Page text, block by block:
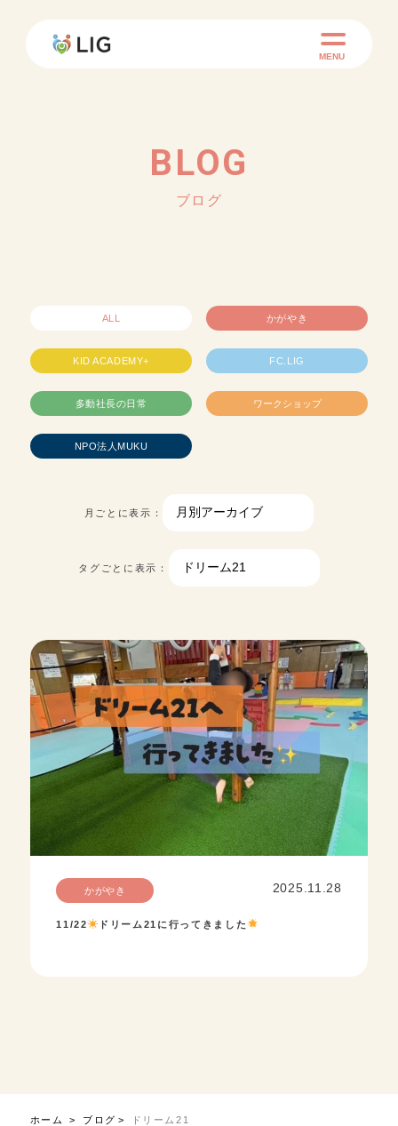
MENU
BLOG
ブログ
ALL かがやき
KID ACADEMY+ FC.LIG
多動社長の日常 ワークショップ
NPO法人MUKU
月ごとに表示：
タグごとに表示：
かがやき 2025.11.28
11/22 ドリーム21に行ってきました
ホーム ブログ ドリーム21